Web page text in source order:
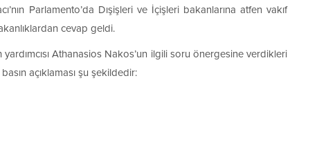
Parlamento’da Dışişleri ve İçişleri bakanlarına atfen vakıf
cevap geldi.
Athanasios Nakos’un ilgili soru önergesine verdikleri
açıklaması şu şekildedir: